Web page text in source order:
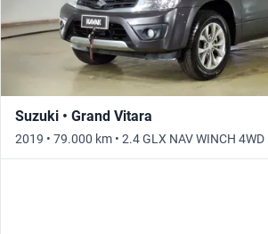
Suzuki • Grand Vitara
2019 • 79.000 km • 2.4 GLX NAV WINCH 4WD